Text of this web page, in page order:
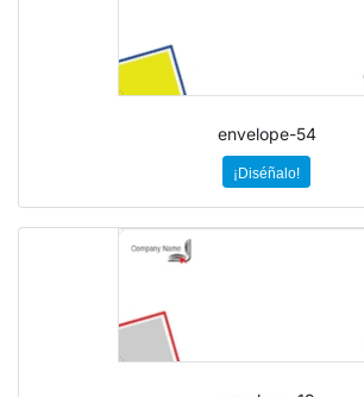
envelope-54
¡Diséñalo!